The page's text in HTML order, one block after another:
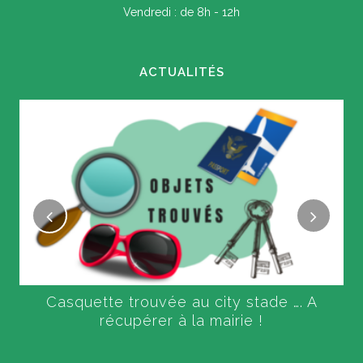
Vendredi : de 8h - 12h
ACTUALITÉS
Casquette trouvée au city stade …. A
récupérer à la mairie !